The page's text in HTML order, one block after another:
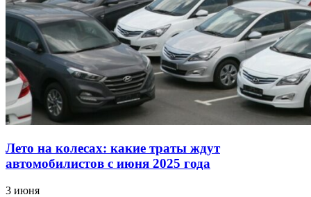
Лето на колесах: какие траты ждут
автомобилистов с июня 2025 года
3 июня